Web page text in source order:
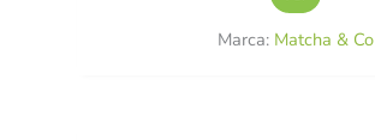
Marca: Matcha & Co